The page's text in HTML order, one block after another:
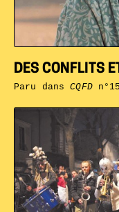
DES CONFLITS
Paru dansCQFD